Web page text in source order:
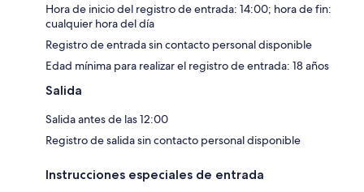
Hora de inicio del registro de entrada: 14:00; hora de fin:
cualquier hora del día
Registro de entrada sin contacto personal disponible
Edad mínima para realizar el registro de entrada: 18 años
Salida
Salida antes de las 12:00
Registro de salida sin contacto personal disponible
Instrucciones especiales de entrada